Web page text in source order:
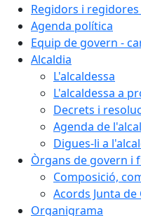
Regidors i
Agenda política
Equip de govern -
Alcaldia
L'alcaldessa
L'alcaldessa a
Decrets i
Agenda de
Digues-li a
Òrgans de govern i
Composició,
Acords Junta de
Organigrama